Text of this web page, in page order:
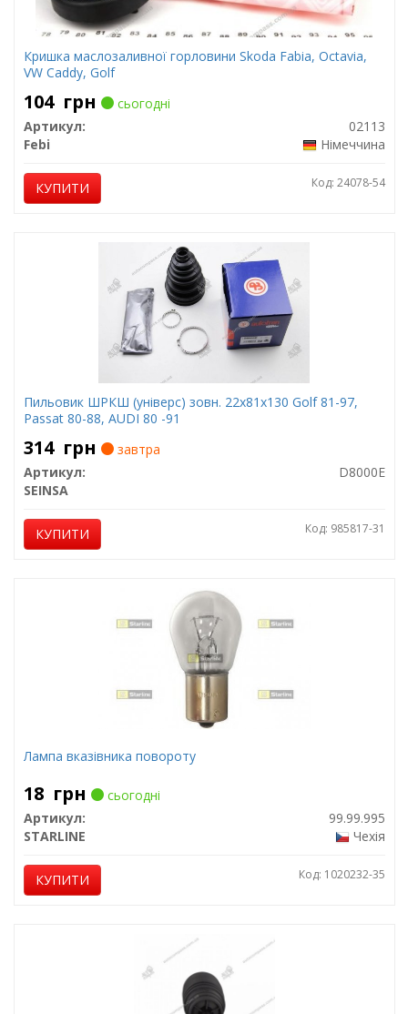
Кришка маслозаливної горловини Skoda Fabia, Octavia,
VW Caddy, Golf
104 грн
сьогодні
Артикул:
02113
Febi
Німеччина
КУПИТИ Код: 24078-54
Пильовик ШРКШ (універс) зовн. 22x81x130 Golf 81-97,
Passat 80-88, AUDI 80 -91
314 грн
завтра
Артикул:
D8000E
SEINSA
КУПИТИ Код: 985817-31
Лампа вказівника повороту
18 грн
сьогодні
Артикул:
99.99.995
STARLINE
Чехія
КУПИТИ Код: 1020232-35